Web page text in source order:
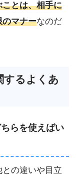
とは、相手に
のマナーなのだ
するよくあ
らを使えばい
の違いや目立